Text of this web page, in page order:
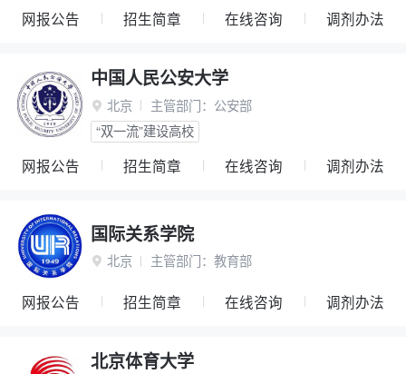
网报公告 招生简章 在线咨询 调剂办法
中国人民公安大学
 北京 主管部门： 公安部
“双一流”建设高校
网报公告 招生简章 在线咨询 调剂办法
国际关系学院
 北京 主管部门： 教育部
网报公告 招生简章 在线咨询 调剂办法
北京体育大学